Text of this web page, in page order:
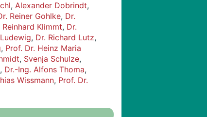
, Alexander Dobrindt,
Reiner Gohlke, Dr.
Reinhard Klimmt, Dr.
, Dr. Richard Lutz,
, Prof. Dr. Heinz Maria
, Svenja Schulze,
, Dr.-Ing. Alfons Thoma,
Wissmann, Prof. Dr.